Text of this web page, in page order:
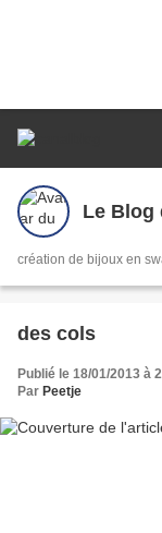
Le Blog
création de bijoux en
des cols
Publié le 18/01/2013 à
Par Peetje